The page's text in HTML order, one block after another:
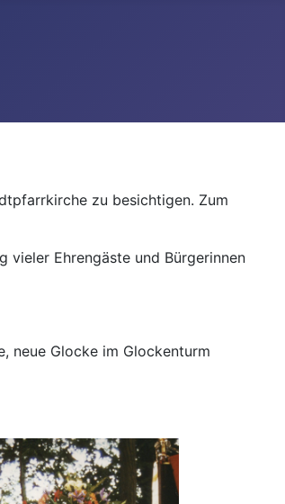
zu besichtigen. Zum
vieler Ehrengäste und Bürgerinnen
neue Glocke im Glockenturm